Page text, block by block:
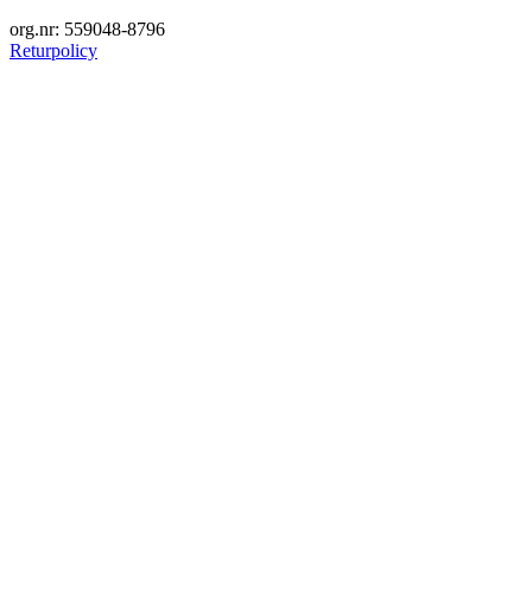
org.nr: 559048-8796
Returpolicy